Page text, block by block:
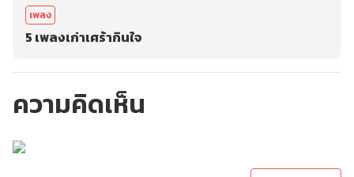
เพลง
5 เพลงเก่าเศร้ากินใจ
ความคิดเห็น